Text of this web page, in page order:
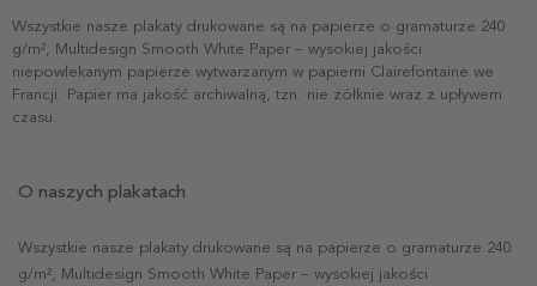
Wszystkie nasze plakaty drukowane są na papierze o gramaturze 240
g/m², Multidesign Smooth White Paper – wysokiej jakości
niepowlekanym papierze wytwarzanym w papierni Clairefontaine we
Francji. Papier ma jakość archiwalną, tzn. nie żółknie wraz z upływem
czasu.
O naszych plakatach
Wszystkie nasze plakaty drukowane są na papierze o gramaturze 240
g/m², Multidesign Smooth White Paper – wysokiej jakości